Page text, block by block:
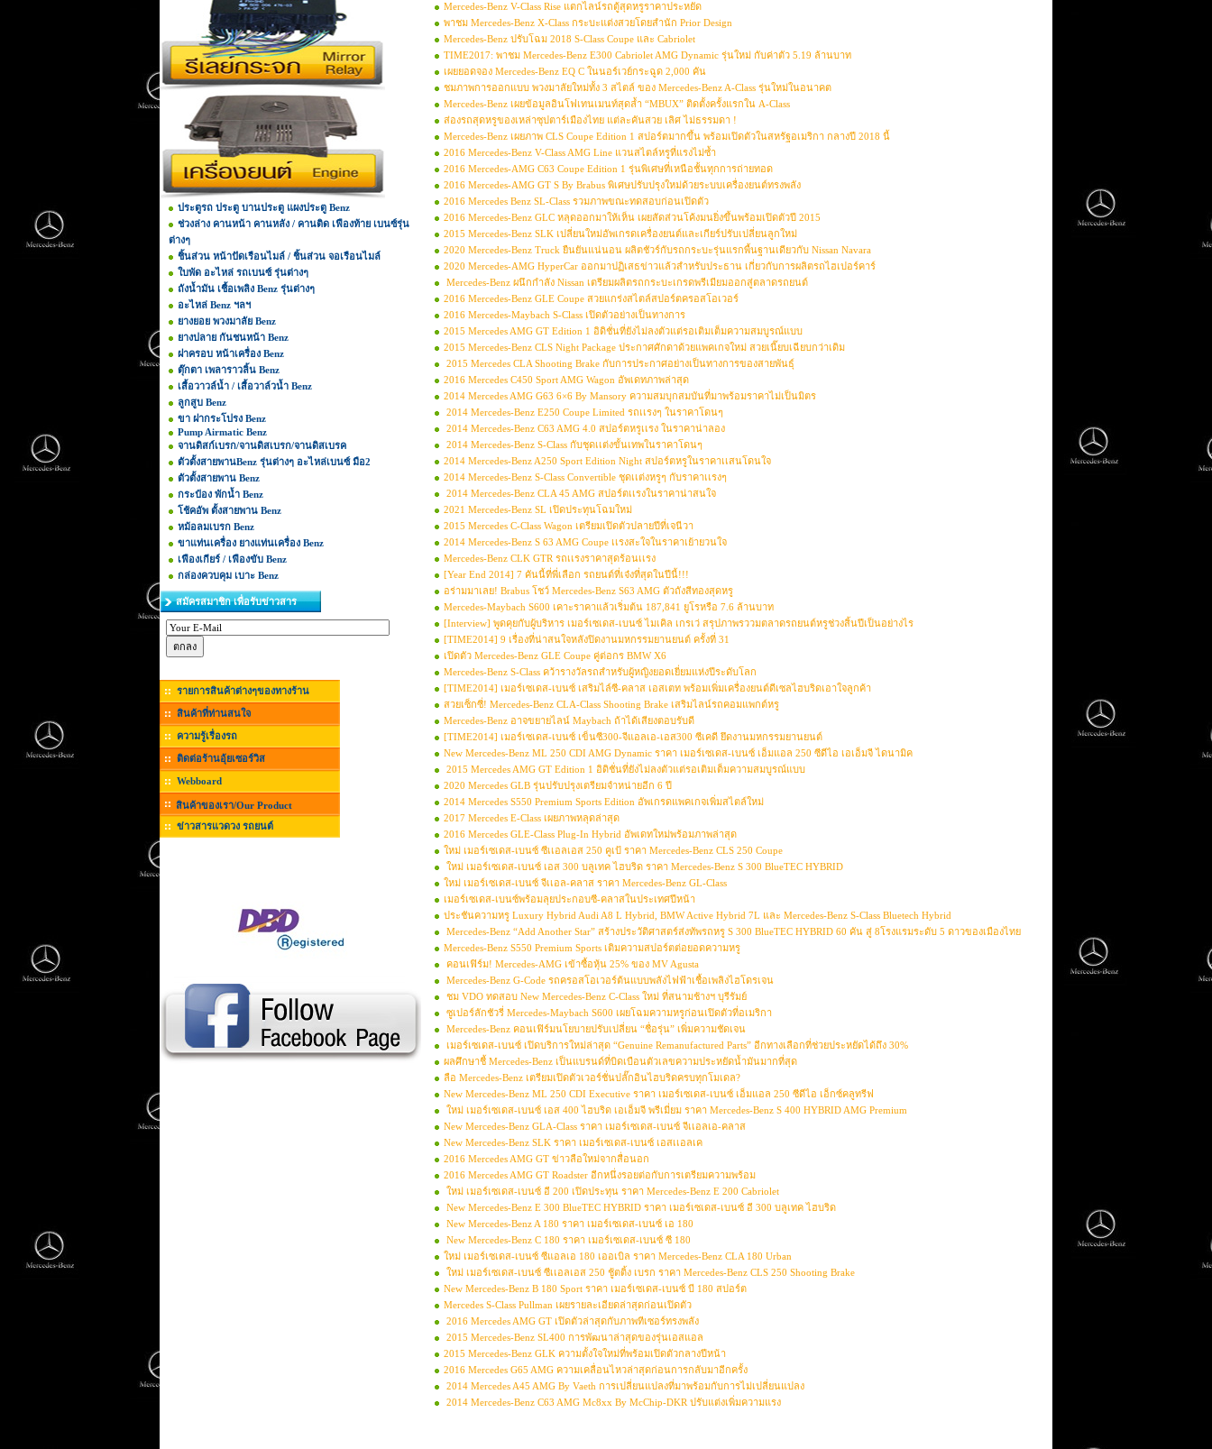
ประตูรถ ประตู บานประตู แผงประตู Benz
ช่วงล่าง คานหน้า คานหลัง / คานติด เฟืองท้าย เบนซ์รุ่น
ต่างๆ
ชิ้นส่วน หน้าปัดเรือนไมล์ / ชิ้นส่วน จอเรือนไมล์
ใบพัด อะไหล่ รถเบนซ์ รุ่นต่างๆ
ถังน้ำมัน เชื้อเพลิง Benz รุ่นต่างๆ
อะไหล่ Benz ฯลฯ
ยางยอย พวงมาลัย Benz
ยางปลาย กันชนหน้า Benz
ฝาครอบ หน้าเครื่อง Benz
ตุ๊กตา เพลาราวลิ้น Benz
เสื้อวาวล์น้ำ / เสื้อวาล์วน้ำ Benz
ลูกสูบ Benz
ขา ฝากระโปรง Benz
Pump Airmatic Benz
จานดิสก์เบรก/จานดิสเบรก/จานดิสเบรค
ตัวตั้งสายพานBenz รุ่นต่างๆ อะไหล่เบนซ์ มือ2
ตัวตั้งสายพาน Benz
กระป๋อง พักน้ำ Benz
โช้คอัพ ตั้งสายพาน Benz
หม้อลมเบรก Benz
ขาแท่นเครื่อง ยางแท่นเครื่อง Benz
เฟืองเกียร์ / เฟืองขับ Benz
กล่องควบคุม เบาะ Benz
สมัครสมาชิก เพื่อรับข่าวสาร
รายการสินค้าต่างๆของทางร้าน
สินค้าที่ท่านสนใจ
ความรู้เรื่องรถ
ติดต่อร้านอุ้ยเซอร์วิส
Webboard
สินค้าของเรา/Our Product
ข่าวสารแวดวง รถยนต์
Mercedes-Benz V-Class Rise แตกไลน์รถตู้สุดหรูราคาประหยัด
พาชม Mercedes-Benz X-Class กระบะแต่งสวยโดยสำนัก Prior Design
Mercedes-Benz ปรับโฉม 2018 S-Class Coupe และ Cabriolet
TIME2017: พาชม Mercedes-Benz E300 Cabriolet AMG Dynamic รุ่นใหม่ กับค่าตัว 5.19 ล้านบาท
เผยยอดจอง Mercedes-Benz EQ C ในนอร์เวย์กระฉูด 2,000 คัน
ชมภาพการออกแบบ พวงมาลัยใหม่ทั้ง 3 สไตล์ ของ Mercedes-Benz A-Class รุ่นใหม่ในอนาคต
Mercedes-Benz เผยข้อมูลอินโฟเทนเมนท์สุดล้ำ “MBUX” ติดตั้งครั้งแรกใน A-Class
ส่องรถสุดหรูของเหล่าซุปตาร์เมืองไทย แต่ละคันสวย เลิศ ไม่ธรรมดา !
Mercedes-Benz เผยภาพ CLS Coupe Edition 1 สปอร์ตมากขึ้น พร้อมเปิดตัวในสหรัฐอเมริกา กลางปี 2018 นี้
2016 Mercedes-Benz V-Class AMG Line แวนสไตล์หรูที่แรงไม่ซ้ำ
2016 Mercedes-AMG C63 Coupe Edition 1 รุ่นพิเศษที่เหนือชั้นทุกการถ่ายทอด
2016 Mercedes-AMG GT S By Brabus พิเศษปรับปรุงใหม่ด้วยระบบเครื่องยนต์ทรงพลัง
2016 Mercedes Benz SL-Class รวมภาพขณะทดสอบก่อนเปิดตัว
2016 Mercedes-Benz GLC หลุดออกมาให้เห็น เผยสัดส่วนโค้งมนยิ่งขึ้นพร้อมเปิดตัวปี 2015
2015 Mercedes-Benz SLK เปลี่ยนใหม่อัพเกรดเครื่องยนต์และเกียร์ปรับเปลี่ยนลูกใหม่
2020 Mercedes-Benz Truck ยืนยันแน่นอน ผลิตชัวร์กับรถกระบะรุ่นแรกพื้นฐานเดียวกับ Nissan Navara
2020 Mercedes-AMG HyperCar ออกมาปฏิเสธข่าวแล้วสำหรับประธาน เกี่ยวกับการผลิตรถไฮเปอร์คาร์
Mercedes-Benz ผนึกกำลัง Nissan เตรียมผลิตรถกระบะเกรดพรีเมียมออกสู่ตลาดรถยนต์
2016 Mercedes-Benz GLE Coupe สวยแกร่งสไตล์สปอร์ตครอสโอเวอร์
2016 Mercedes-Maybach S-Class เปิดตัวอย่างเป็นทางการ
2015 Mercedes AMG GT Edition 1 อิดิชั่นที่ยังไม่ลงตัวแต่รอเติมเต็มความสมบูรณ์แบบ
2015 Mercedes-Benz CLS Night Package ประกาศศักดาด้วยแพคเกจใหม่ สวยเนี๊ยบเฉียบกว่าเดิม
2015 Mercedes CLA Shooting Brake กับการประกาศอย่างเป็นทางการของสายพันธุ์
2016 Mercedes C450 Sport AMG Wagon อัพเดทภาพล่าสุด
2014 Mercedes AMG G63 6×6 By Mansory ความสมบุกสมบันที่มาพร้อมราคาไม่เป็นมิตร
2014 Mercedes-Benz E250 Coupe Limited รถเเรงๆ ในราคาโดนๆ
2014 Mercedes-Benz C63 AMG 4.0 สปอร์ตหรูเเรง ในราคาน่าลอง
2014 Mercedes-Benz S-Class กับชุดเเต่งขั้นเทพในราคาโดนๆ
2014 Mercedes-Benz A250 Sport Edition Night สปอร์ตหรูในราคาเเสนโดนใจ
2014 Mercedes-Benz S-Class Convertible ชุดเเต่งหรูๆ กับราคาเเรงๆ
2014 Mercedes-Benz CLA 45 AMG สปอร์ตเเรงในราคาน่าสนใจ
2021 Mercedes-Benz SL เปิดประทุนโฉมใหม่
2015 Mercedes C-Class Wagon เตรียมเปิดตัวปลายปีที่เจนีวา
2014 Mercedes-Benz S 63 AMG Coupe เเรงสะใจในราคาเย้ายวนใจ
Mercedes-Benz CLK GTR รถเเรงราคาสุดร้อนเเรง
[Year End 2014] 7 คันนี้ที่พี่เลือก รถยนต์ที่เจ๋งที่สุดในปีนี้!!!
อร่ามมาเลย! Brabus โชว์ Mercedes-Benz S63 AMG ตัวถังสีทองสุดหรู
Mercedes-Maybach S600 เคาะราคาแล้วเริ่มต้น 187,841 ยูโรหรือ 7.6 ล้านบาท
[Interview] พูดคุยกับผู้บริหาร เมอร์เซเดส-เบนซ์ ไมเคิล เกรเว่ สรุปภาพรววมตลาดรถยนต์หรูช่วงสิ้นปีเป็นอย่างไร
[TIME2014] 9 เรื่องที่น่าสนใจหลังปิดงานมหกรรมยานยนต์ ครั้งที่ 31
เปิดตัว Mercedes-Benz GLE Coupe คู่ต่อกร BMW X6
Mercedes-Benz S-Class คว้ารางวัลรถสำหรับผู้หญิงยอดเยี่ยมแห่งปีระดับโลก
[TIME2014] เมอร์เซเดส-เบนซ์ เสริมไล์ซี-คลาส เอสเตท พร้อมเพิ่มเครื่องยนต์ดีเซลไฮบริดเอาใจลูกค้า
สวยเซ็กซี่! Mercedes-Benz CLA-Class Shooting Brake เสริมไลน์รถคอมแพกต์หรู
Mercedes-Benz อาจขยายไลน์ Maybach ถ้าได้เสียงตอบรับดี
[TIME2014] เมอร์เซเดส-เบนซ์ เข็นซี300-จีแอลเอ-เอส300 ซีเคดี ยึดงานมหกรรมยานยนต์
New Mercedes-Benz ML 250 CDI AMG Dynamic ราคา เมอร์เซเดส-เบนซ์ เอ็มแอล 250 ซีดีไอ เอเอ็มจี ไดนามิค
2015 Mercedes AMG GT Edition 1 อิดิชั่นที่ยังไม่ลงตัวแต่รอเติมเต็มความสมบูรณ์แบบ
2020 Mercedes GLB รุ่นปรับปรุงเตรียมจำหน่ายอีก 6 ปี
2014 Mercedes S550 Premium Sports Edition อัพเกรดแพคเกจเพิ่มสไตล์ใหม่
2017 Mercedes E-Class เผยภาพหลุดล่าสุด
2016 Mercedes GLE-Class Plug-In Hybrid อัพเดทใหม่พร้อมภาพล่าสุด
ใหม่ เมอร์เซเดส-เบนซ์ ซีเเอลเอส 250 คูเป้ ราคา Mercedes-Benz CLS 250 Coupe
ใหม่ เมอร์เซเดส-เบนซ์ เอส 300 บลูเทค ไฮบริด ราคา Mercedes-Benz S 300 BlueTEC HYBRID
ใหม่ เมอร์เซเดส-เบนซ์ จีเเอล-คลาส ราคา Mercedes-Benz GL-Class
เมอร์เซเดส-เบนซ์พร้อมลุยประกอบซี-คลาสในประเทศปีหน้า
ประชันความหรู Luxury Hybrid Audi A8 L Hybrid, BMW Active Hybrid 7L และ Mercedes-Benz S-Class Bluetech Hybrid
Mercedes-Benz “Add Another Star” สร้างประวัติศาสตร์ส่งทัพรถหรู S 300 BlueTEC HYBRID 60 คัน สู่ 8โรงแรมระดับ 5 ดาวของเมืองไทย
Mercedes-Benz S550 Premium Sports เติมความสปอร์ตต่อยอดความหรู
คอนเฟิร์ม! Mercedes-AMG เข้าซื้อหุ้น 25% ของ MV Agusta
Mercedes-Benz G-Code รถครอสโอเวอร์ต้นแบบพลังไฟฟ้าเชื้อเพลิงไฮโดรเจน
ชม VDO ทดสอบ New Mercedes-Benz C-Class ใหม่ ที่สนามช้างฯ บุรีรัมย์
ซูเปอร์ลักชัวรี่ Mercedes-Maybach S600 เผยโฉมความหรูก่อนเปิดตัวที่อเมริกา
Mercedes-Benz คอนเฟิร์มนโยบายปรับเปลี่ยน “ชื่อรุ่น” เพิ่มความชัดเจน
เมอร์เซเดส-เบนซ์ เปิดบริการใหม่ล่าสุด “Genuine Remanufactured Parts” อีกทางเลือกที่ช่วยประหยัดได้ถึง 30%
ผลศึกษาชี้ Mercedes-Benz เป็นแบรนด์ที่บิดเบือนตัวเลขความประหยัดน้ำมันมากที่สุด
ลือ Mercedes-Benz เตรียมเปิดตัวเวอร์ชั่นปลั๊กอินไฮบริดครบทุกโมเดล?
New Mercedes-Benz ML 250 CDI Executive ราคา เมอร์เซเดส-เบนซ์ เอ็มแอล 250 ซีดีไอ เอ็กซ์คลูทรีฟ
ใหม่ เมอร์เซเดส-เบนซ์ เอส 400 ไฮบริด เอเอ็มจี พรีเมี่ยม ราคา Mercedes-Benz S 400 HYBRID AMG Premium
New Mercedes-Benz GLA-Class ราคา เมอร์เซเดส-เบนซ์ จีเเอลเอ-คลาส
New Mercedes-Benz SLK ราคา เมอร์เซเดส-เบนซ์ เอสเเอลเค
2016 Mercedes AMG GT ข่าวลือใหม่จากสื่อนอก
2016 Mercedes AMG GT Roadster อีกหนึ่งรอยต่อกับการเตรียมความพร้อม
ใหม่ เมอร์เซเดส-เบนซ์ อี 200 เปิดประทุน ราคา Mercedes-Benz E 200 Cabriolet
New Mercedes-Benz E 300 BlueTEC HYBRID ราคา เมอร์เซเดส-เบนซ์ อี 300 บลูเทค ไฮบริด
New Mercedes-Benz A 180 ราคา เมอร์เซเดส-เบนซ์ เอ 180
New Mercedes-Benz C 180 ราคา เมอร์เซเดส-เบนซ์ ซี 180
ใหม่ เมอร์เซเดส-เบนซ์ ซีแอลเอ 180 เออเบิล ราคา Mercedes-Benz CLA 180 Urban
ใหม่ เมอร์เซเดส-เบนซ์ ซีเเอลเอส 250 ชู้ตติ้ง เบรก ราคา Mercedes-Benz CLS 250 Shooting Brake
New Mercedes-Benz B 180 Sport ราคา เมอร์เซเดส-เบนซ์ บี 180 สปอร์ต
Mercedes S-Class Pullman เผยรายละเอียดล่าสุดก่อนเปิดตัว
2016 Mercedes AMG GT เปิดตัวล่าสุดกับภาพทีเซอร์ทรงพลัง
2015 Mercedes-Benz SL400 การพัฒนาล่าสุดของรุ่นเอสแอล
2015 Mercedes-Benz GLK ความตั้งใจใหม่ที่พร้อมเปิดตัวกลางปีหน้า
2016 Mercedes G65 AMG ความเคลื่อนไหวล่าสุดก่อนการกลับมาอีกครั้ง
2014 Mercedes A45 AMG By Vaeth การเปลี่ยนแปลงที่มาพร้อมกับการไม่เปลี่ยนแปลง
2014 Mercedes-Benz C63 AMG Mc8xx By McChip-DKR ปรับแต่งเพิ่มความแรง